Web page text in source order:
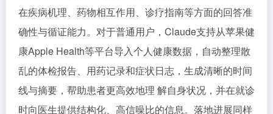
在疾病机理、药物相互作用、诊疗指南等方面的回答准
确性与循证能力。对于普通用户，Claude支持从苹果健
康Apple Health等平台导入个人健康数据，自动整理散
乱的体检报告、用药记录和症状日志，生成清晰的时间
线与摘要，帮助患者更高效地理 解自身状况，并在就诊
时向医生提供结构化、高信噪比的信息。落地进展同样